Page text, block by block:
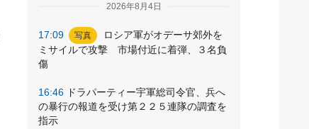
2026年8月4日
17:09 写真
ロシア軍がオデーサ郊外を
ミサイルで攻撃 市場付近に着弾、３名負
傷
16:46 ドラパーティー宇軍総司令官、兵へ
の暴行の報道を受け第２２５連隊の調査を
指示